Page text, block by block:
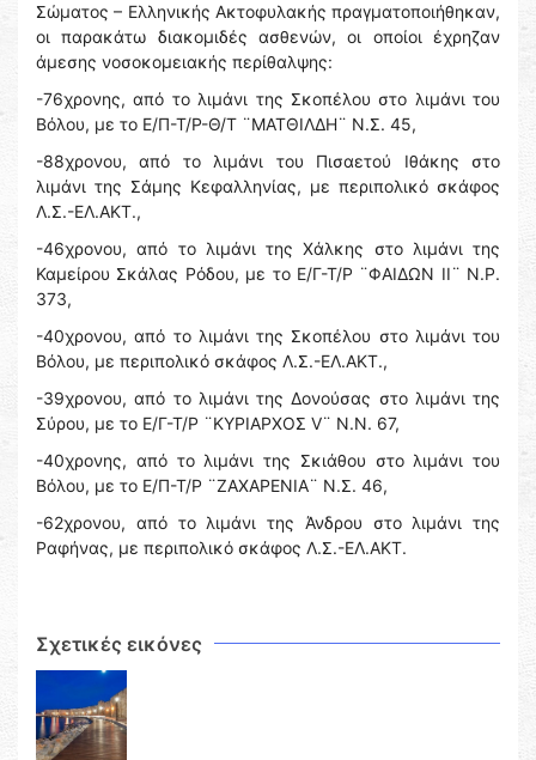
Σώματος – Ελληνικής Ακτοφυλακής πραγματοποιήθηκαν,
οι παρακάτω διακομιδές ασθενών, οι οποίοι έχρηζαν
άμεσης νοσοκομειακής περίθαλψης:
-76χρονης, από το λιμάνι της Σκοπέλου στο λιμάνι του
Βόλου, με το Ε/Π-Τ/Ρ-Θ/Τ ¨ΜΑΤΘΙΛΔΗ¨ Ν.Σ. 45,
-88χρονου, από το λιμάνι του Πισαετού Ιθάκης στο
λιμάνι της Σάμης Κεφαλληνίας, με περιπολικό σκάφος
Λ.Σ.-ΕΛ.ΑΚΤ.,
-46χρονου, από το λιμάνι της Χάλκης στο λιμάνι της
Καμείρου Σκάλας Ρόδου, με το Ε/Γ-Τ/Ρ ¨ΦΑΙΔΩΝ ΙΙ¨ Ν.Ρ.
373,
-40χρονου, από το λιμάνι της Σκοπέλου στο λιμάνι του
Βόλου, με περιπολικό σκάφος Λ.Σ.-ΕΛ.ΑΚΤ.,
-39χρονου, από το λιμάνι της Δονούσας στο λιμάνι της
Σύρου, με το Ε/Γ-Τ/Ρ ¨ΚΥΡΙΑΡΧΟΣ V¨ Ν.Ν. 67,
-40χρονης, από το λιμάνι της Σκιάθου στο λιμάνι του
Βόλου, με το Ε/Π-Τ/Ρ ¨ΖΑΧΑΡΕΝΙΑ¨ Ν.Σ. 46,
-62χρονου, από το λιμάνι της Άνδρου στο λιμάνι της
Ραφήνας, με περιπολικό σκάφος Λ.Σ.-ΕΛ.ΑΚΤ.
Σχετικές εικόνες